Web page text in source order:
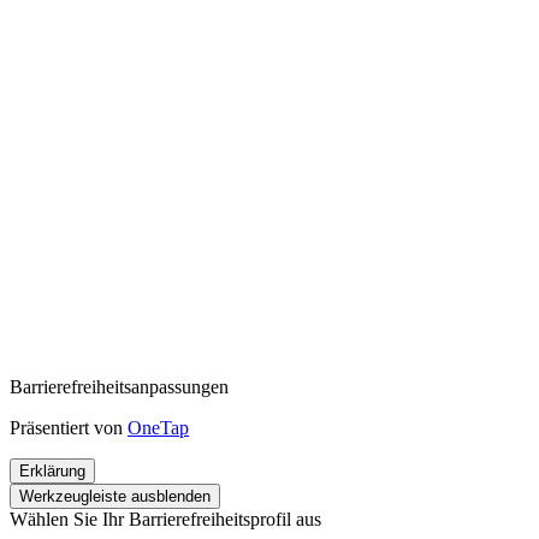
Barrierefreiheitsanpassungen
Präsentiert von OneTap
Erklärung
Werkzeugleiste ausblenden
Wählen Sie Ihr Barrierefreiheitsprofil aus